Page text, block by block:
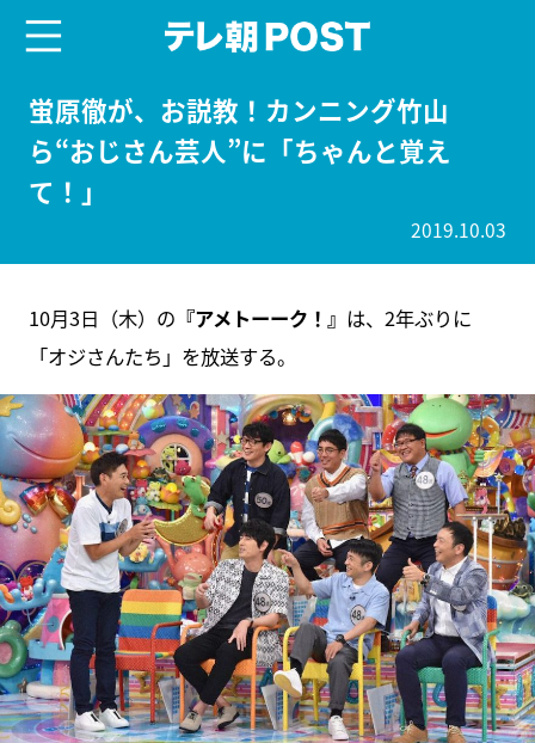
蛍原徹が、お説教！カンニング竹山
ら“おじさん芸人”に「ちゃんと覚え
て！」
2019.10.03
10月3日（木）の 『アメトーーク！』 は、2年ぶりに
「オジさんたち」を放送する。